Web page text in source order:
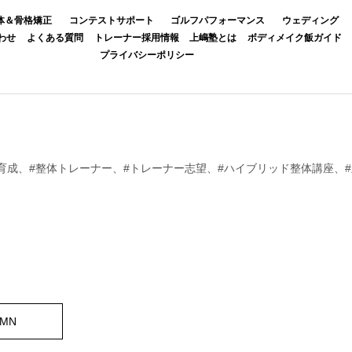
＆骨格矯正 コンテストサポート ゴルフパフォーマンス
ウェディング
せ よくある質問 トレーナー採用情報 上嶋塾とは
ボディメイク飯ガイド
プライバシーポリシー
、#整体トレーナー、#トレーナー志望、#ハイブリッド整体講座、